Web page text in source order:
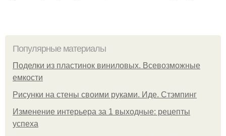
Популярные материалы
Поделки из пластинок виниловых. Всевозможные
емкости
Рисунки на стены своими руками. Иде. Стэмпинг
Изменение интерьера за 1 выходные: рецепты
успеха